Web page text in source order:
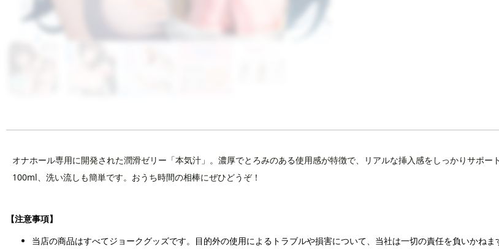
オナホール専用に開発された潤滑ゼリー「本気汁」。濃厚でとろみのある使用感が特徴で、リアルな挿入感をしっかりサポー
100ml、洗い流しも簡単です。おうち時間の相棒にぜひどうぞ！
【注意事項】
当店の商品はすべてジョークグッズです。目的外の使用によるトラブルや損害について、当社は一切の責任を負いかねま